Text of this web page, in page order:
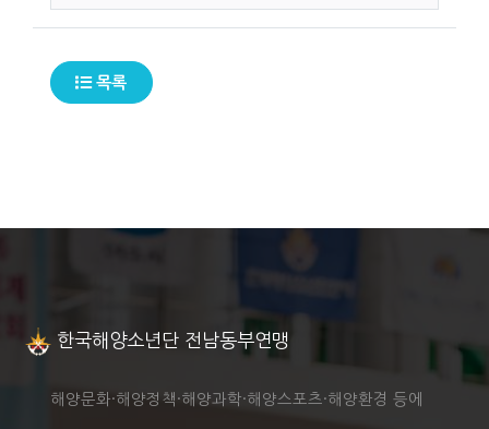
목록
한국해양소년단 전남동부연맹
해양문화·해양정책·해양과학·해양스포츠·해양환경 등에